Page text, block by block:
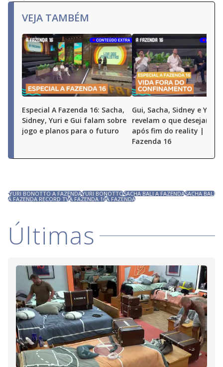
VEJA TAMBÉM
Especial A Fazenda 16: Sacha,
Sidney, Yuri e Gui falam sobre
jogo e planos para o futuro
Gui, Sacha, Sidney e Yuri
revelam o que desejam
após fim do reality |
Fazenda 16
YURI BONOTTO A FAZENDAYURI BONOTTOSACHA BALI A FAZENDASACHA BALI
A FAZENDA RECORD TVA FAZENDA 16A FAZENDA
Últimas